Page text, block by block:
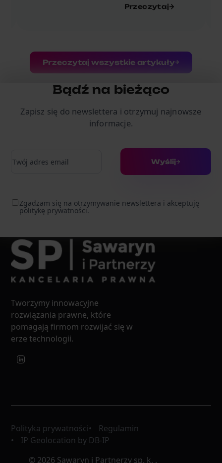
Przeczytaj
Przeczytaj wszystkie artykuły
Bądź na bieżąco
Zapisz się do newslettera i otrzymuj najnowsze
informacje.
Wyślij
Zgadzam się na otrzymywanie newslettera i akceptuję
politykę prywatności.
Tworzymy innowacyjne
rozwiązania prawne, które
pomagają firmom rozwijać się w
erze technologii.
Polityka prywatności
Regulamin
IP Geolocation by DB-IP
© 2026 Sawaryn i Partnerzy sp. k. .